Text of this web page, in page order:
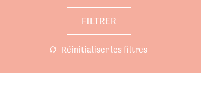
FILTRER
Réinitialiser les filtres